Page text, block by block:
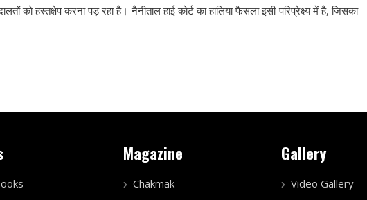
को हस्तक्षेप करना पड़ रहा है। नैनीताल हाई कोर्ट का हालिया फैसला इसी परिप्रेक्ष्य में है, जिसका
Magazine
Chakmak
Gallery
Video Gallery